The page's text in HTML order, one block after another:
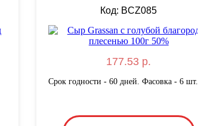
Код: BCZ085
177.53 р.
Срок годности - 60 дней. Фасовка - 6 шт.